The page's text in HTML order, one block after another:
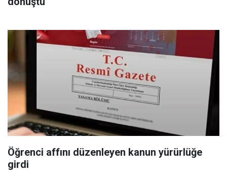
Öğrenci affını düzenleyen kanun yürürlüğe
girdi